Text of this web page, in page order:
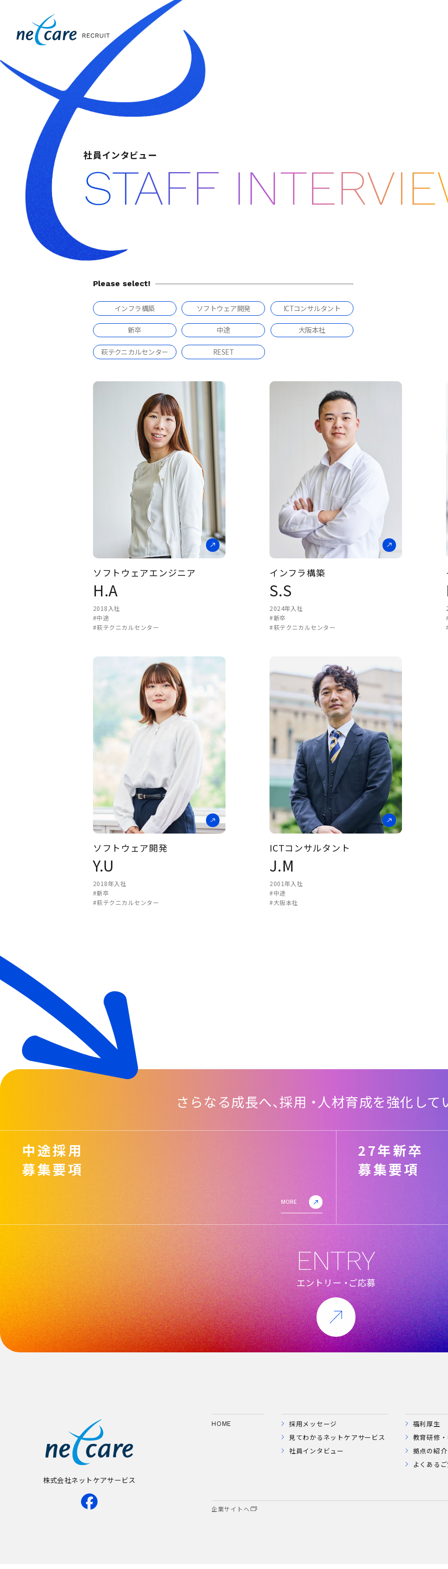
社員インタビュー
STAFF
Please select!
インフラ構築 ソフトウェア開発 ICTコンサルタント
新卒 中途 大阪本社
萩テクニカルセンター RESET
新しい知識に出会える
毎日。地方からでもIT
の仕事はできる
ソフトウェアエンジニア
H.A
2018入社
#中途
#萩テクニカルセンター
入社して良かった！あ
っという間に時間が経
つほど仕事が楽しい。
インフラ構築
S.S
2024年入社
#新卒
#萩テクニカルセンター
学びを深める道があ
る。
ソフトウェア開発
Y.U
2018年入社
#新卒
#萩テクニカルセンター
ICTコンサルタント
J.M
2001年入社
#中途
#大阪本社
さらなる成長へ、採用 ・ 人材育成を強化して
中途採用
募集要項
MORE
27年新卒
募集要項
ENTRY
エントリー ・ご応募
株式会社ネットケアサービス
HOME
採用メッセージ
見てわかるネットケアサービス
社員インタビュー
福利厚生
教育研修
拠点の紹介
よくある
企業サイトへ